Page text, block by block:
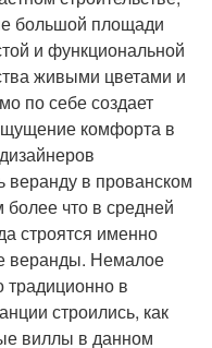
большой площади
и функциональной
живыми цветами и
по себе создает
комфорта в
в прованском
более что в средней
строятся именно
веранды. Немалое
традиционно в
строились, как
виллы в данном